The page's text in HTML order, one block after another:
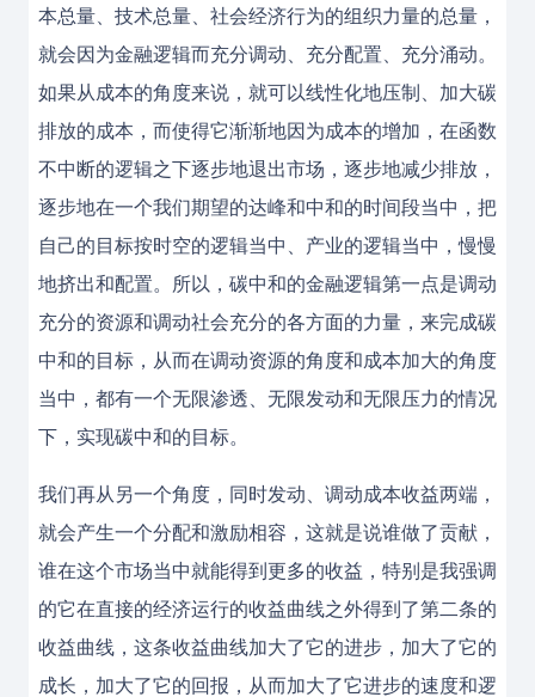
本总量、技术总量、社会经济行为的组织力量的总量，
就会因为金融逻辑而充分调动、充分配置、充分涌动。
如果从成本的角度来说，就可以线性化地压制、加大碳
排放的成本，而使得它渐渐地因为成本的增加，在函数
不中断的逻辑之下逐步地退出市场，逐步地减少排放，
逐步地在一个我们期望的达峰和中和的时间段当中，把
自己的目标按时空的逻辑当中、产业的逻辑当中，慢慢
地挤出和配置。所以，碳中和的金融逻辑第一点是调动
充分的资源和调动社会充分的各方面的力量，来完成碳
中和的目标，从而在调动资源的角度和成本加大的角度
当中，都有一个无限渗透、无限发动和无限压力的情况
下，实现碳中和的目标。
我们再从另一个角度，同时发动、调动成本收益两端，
就会产生一个分配和激励相容，这就是说谁做了贡献，
谁在这个市场当中就能得到更多的收益，特别是我强调
的它在直接的经济运行的收益曲线之外得到了第二条的
收益曲线，这条收益曲线加大了它的进步，加大了它的
成长，加大了它的回报，从而加大了它进步的速度和逻